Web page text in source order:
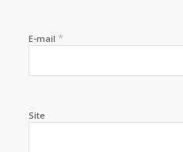
E-mail *
Site